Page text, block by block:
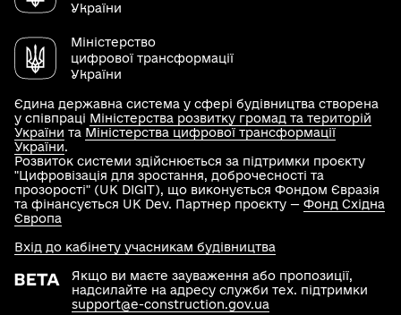
України
Міністерство
цифрової трансформації
України
Єдина державна система у сфері будівництва створена
у співпраці Міністерства розвитку громад та територій
України та Міністерства цифрової трансформації
України.
Розвиток системи здійснюється за підтримки проєкту
"Цифровізація для зростання, доброчесності та
прозорості" (UK DIGIT), що виконується Фондом Євразія
та фінансується UK Dev. Партнер проєкту — Фонд Східна
Європа
Якщо ви маєте зауваження або пропозиції,
надсилайте на адресу служби тех. підтримки
support@e-construction.gov.ua
Вхід до кабінету учасникам будівництва